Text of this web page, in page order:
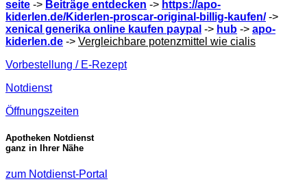
seite -> Beiträge entdecken -> https://apo-
kiderlen.de/Kiderlen-proscar-original-billig-kaufen/->
xenical generika online kaufen paypal -> hub -> apo-
kiderlen.de -> Vergleichbare potenzmittel wie cialis
Vorbestellung / E-Rezept
Notdienst
Öffnungszeiten
Apotheken Notdienst
ganz in Ihrer Nähe
zum Notdienst-Portal